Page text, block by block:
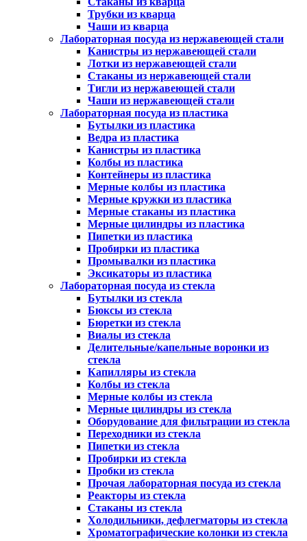
Трубки из кварца
Чаши из кварца
Лабораторная посуда из нержавеющей стали
Канистры из нержавеющей стали
Лотки из нержавеющей стали
Стаканы из нержавеющей стали
Тигли из нержавеющей стали
Чаши из нержавеющей стали
Лабораторная посуда из пластика
Бутылки из пластика
Ведра из пластика
Канистры из пластика
Колбы из пластика
Контейнеры из пластика
Мерные колбы из пластика
Мерные кружки из пластика
Мерные стаканы из пластика
Мерные цилиндры из пластика
Пипетки из пластика
Пробирки из пластика
Промывалки из пластика
Эксикаторы из пластика
Лабораторная посуда из стекла
Бутылки из стекла
Бюксы из стекла
Бюретки из стекла
Виалы из стекла
Делительные/капельные воронки из
стекла
Капилляры из стекла
Колбы из стекла
Мерные колбы из стекла
Мерные цилиндры из стекла
Оборудование для фильтрации из стекла
Переходники из стекла
Пипетки из стекла
Пробирки из стекла
Пробки из стекла
Прочая лабораторная посуда из стекла
Реакторы из стекла
Стаканы из стекла
Холодильники, дефлегматоры из стекла
Хроматографические колонки из стекла